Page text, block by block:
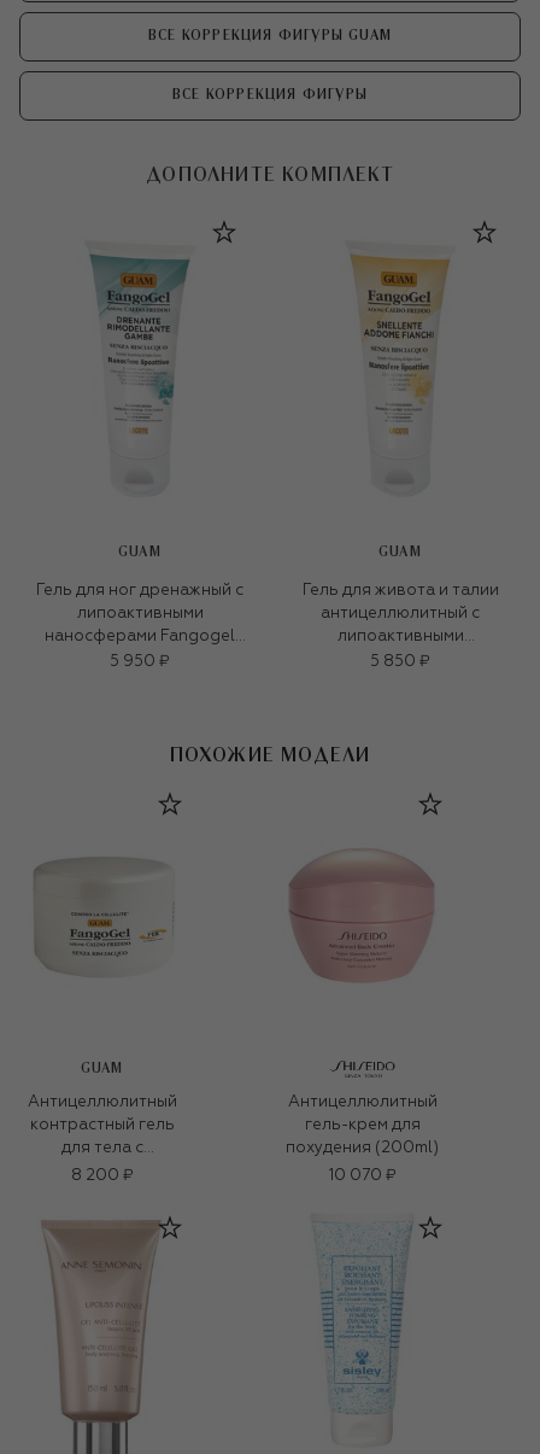
ВСЕ КОРРЕКЦИЯ ФИГУРЫ GUAM
ВСЕ КОРРЕКЦИЯ ФИГУРЫ
ДОПОЛНИТЕ КОМПЛЕКТ
GUAM
Гель для ног дренажный с
липоактивными
наносферами Fangogel
(200ml)
5 950 ₽
GUAM
Гель для живота и талии
антицеллюлитный с
липоактивными
наносферами Fangogel
5 850 ₽
ПОХОЖИЕ МОДЕЛИ
GUAM
Антицеллюлитный
контрастный гель
для тела с
липоактивными
Fangogel (300ml)
8 200 ₽
Антицеллюлитный
гель-крем для
похудения (200ml)
10 070 ₽